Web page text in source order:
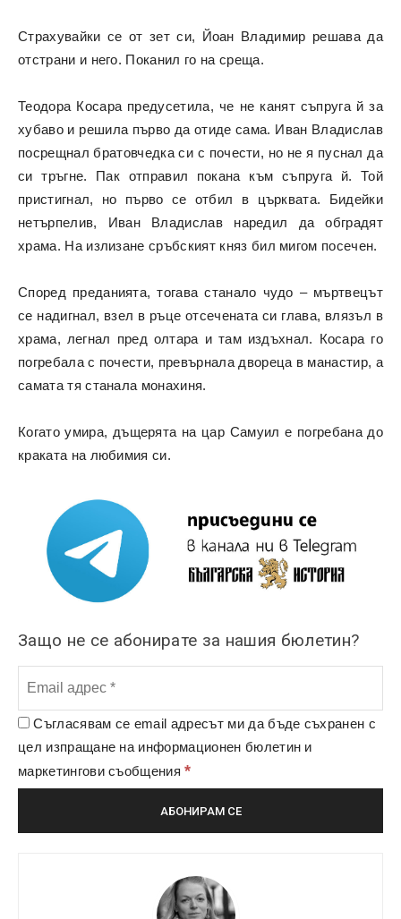
Страхувайки се от зет си, Йоан Владимир решава да
отстрани и него. Поканил го на среща.
Теодора Косара предусетила, че не канят съпруга й за
хубаво и решила първо да отиде сама. Иван Владислав
посрещнал братовчедка си с почести, но не я пуснал да
си тръгне. Пак отправил покана към съпруга й. Той
пристигнал, но първо се отбил в църквата. Бидейки
нетърпелив, Иван Владислав наредил да обградят
храма. На излизане сръбският княз бил мигом посечен.
Според преданията, тогава станало чудо – мъртвецът
се надигнал, взел в ръце отсечената си глава, влязъл в
храма, легнал пред олтара и там издъхнал. Косара го
погребала с почести, превърнала двореца в манастир, а
самата тя станала монахиня.
Когато умира, дъщерята на цар Самуил е погребана до
краката на любимия си.
Защо не се абонирате за нашия бюлетин?
Съгласявам се email адресът ми да бъде съхранен с
цел изпращане на информационен бюлетин и
маркетингови съобщения*